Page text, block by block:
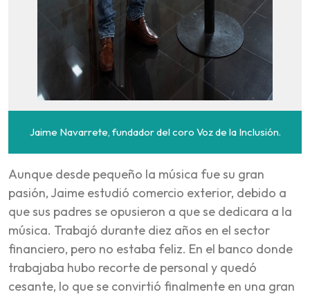
Jaime Navarrete, fundador del coro Voz de la Inclusión.
Aunque desde pequeño la música fue su gran
pasión, Jaime estudió comercio exterior, debido a
que sus padres se opusieron a que se dedicara a la
música. Trabajó durante diez años en el sector
financiero, pero no estaba feliz. En el banco donde
trabajaba hubo recorte de personal y quedó
cesante, lo que se convirtió finalmente en una gran